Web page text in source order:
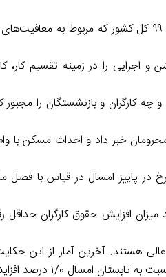
سخنگوی کمیسیون تلفیق لایحه بودجه ۹۹ کل کشور گفت: بر اساس تبصره ۶ لایحه بودجه سال ۹۹ کل
و اجرایی را در زمینه تقسیم
کارگران و بازنشستگان را مجبور
کارگروه ساخت مسکن برای ۳ دهک اول جامعه و محرومان خبر داد و
در پاییز امسال در قیاس با فصل
افزایش حقوق کارگران حداقل
نفر فارغ‌التحصیل آموزش عالی هستند. آخرین آمار